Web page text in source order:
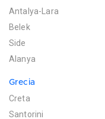
Antalya-Lara
Belek
Side
Alanya
Grecia
Creta
Santorini